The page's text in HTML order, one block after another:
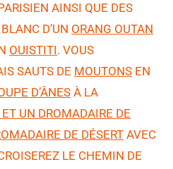
AINSI QUE DES
D’UN ORANG OUTAN
OUISTITI. VOUS
SAUTS DE MOUTONS EN
D’ÂNES À LA
UN DROMADAIRE DE
DE DÉSERTAVEC
LE CHEMIN DE